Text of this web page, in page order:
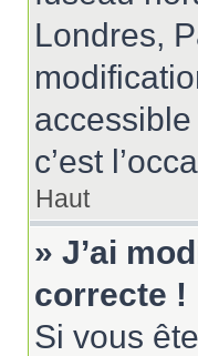
Londres,
accessible
c’est
Haut
» J’ai
correcte !
Si vous